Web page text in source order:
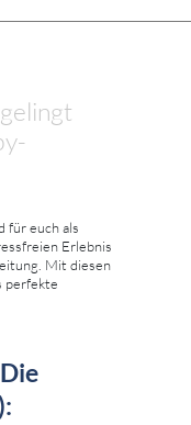
für euch als
Erlebnis
Mit diesen
perfekte